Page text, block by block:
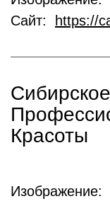
Сайт:
https://
Красоты
Изображение: